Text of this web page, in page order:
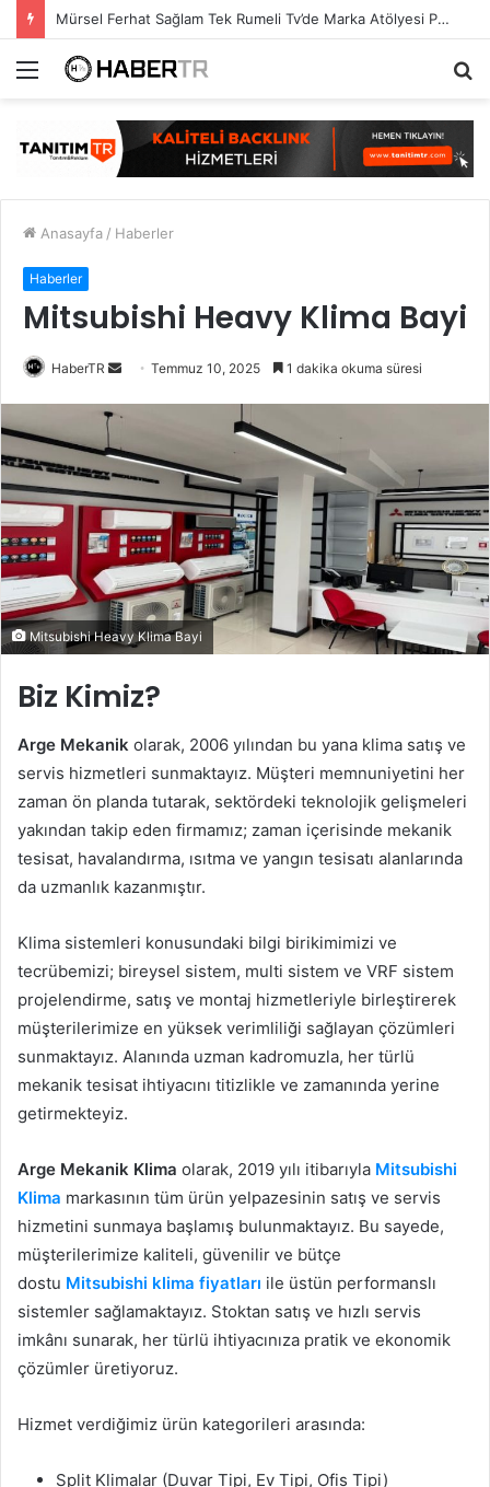
Mürsel Ferhat Sağlam Tek Rumeli Tv’de Marka Atölyesi Programına Konuk Oldu
Menü
Anasayfa / Haberler
Haberler
Mitsubishi Heavy Klima Bayi
HaberTR
Bir
posta
göndermek
Temmuz 10, 2025 1 dakika okuma süresi
Mitsubishi Heavy Klima Bayi
Biz Kimiz?
Arge Mekanik olarak, 2006 yılından bu yana klima satış ve
servis hizmetleri sunmaktayız. Müşteri memnuniyetini her
zaman ön planda tutarak, sektördeki teknolojik gelişmeleri
yakından takip eden firmamız; zaman içerisinde mekanik
tesisat, havalandırma, ısıtma ve yangın tesisatı alanlarında
da uzmanlık kazanmıştır.
Klima sistemleri konusundaki bilgi birikimimizi ve
tecrübemizi; bireysel sistem, multi sistem ve VRF sistem
projelendirme, satış ve montaj hizmetleriyle birleştirerek
müşterilerimize en yüksek verimliliği sağlayan çözümleri
sunmaktayız. Alanında uzman kadromuzla, her türlü
mekanik tesisat ihtiyacını titizlikle ve zamanında yerine
getirmekteyiz.
Arge Mekanik Klima olarak, 2019 yılı itibarıyla Mitsubishi
Klima markasının tüm ürün yelpazesinin satış ve servis
hizmetini sunmaya başlamış bulunmaktayız. Bu sayede,
müşterilerimize kaliteli, güvenilir ve bütçe
dostu Mitsubishi klima fiyatları ile üstün performanslı
sistemler sağlamaktayız. Stoktan satış ve hızlı servis
imkânı sunarak, her türlü ihtiyacınıza pratik ve ekonomik
çözümler üretiyoruz.
Hizmet verdiğimiz ürün kategorileri arasında:
Split Klimalar (Duvar Tipi, Ev Tipi, Ofis Tipi)